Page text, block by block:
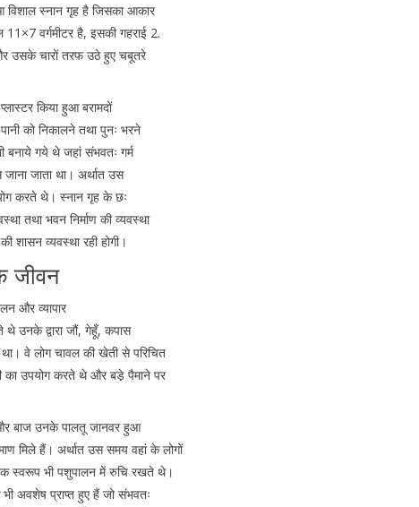
विशाल स्नान गृह है जिसका आकार
वर्गमीटर है, इसकी गहराई 2.
उसके चारों तरफ उठे हुए चबूतरे
किया हुआ बरामदों
को निकालने तथा पुनः भरने
बनाये गये थे जहां संभवतः गर्म
जाता था। अर्थात उस
करते थे। स्नान गृह के छः
तथा भवन निर्माण की व्यवस्था
शासन व्यवस्था रही होगी।
जीवन
और व्यापार
थे उनके द्वारा जौं, गेहूँ, कपास
वे लोग चावल की खेती से परिचित
का उपयोग करते थे और बडे़ पैमाने पर
बाज उनके पालतू जानवर हुआ
मिले हैं। अर्थात उस समय वहां के लोगों
स्वरूप भी पशुपालन में रुचि रखते थे।
अवशेष प्राप्त हुए हैं जो संभवतः